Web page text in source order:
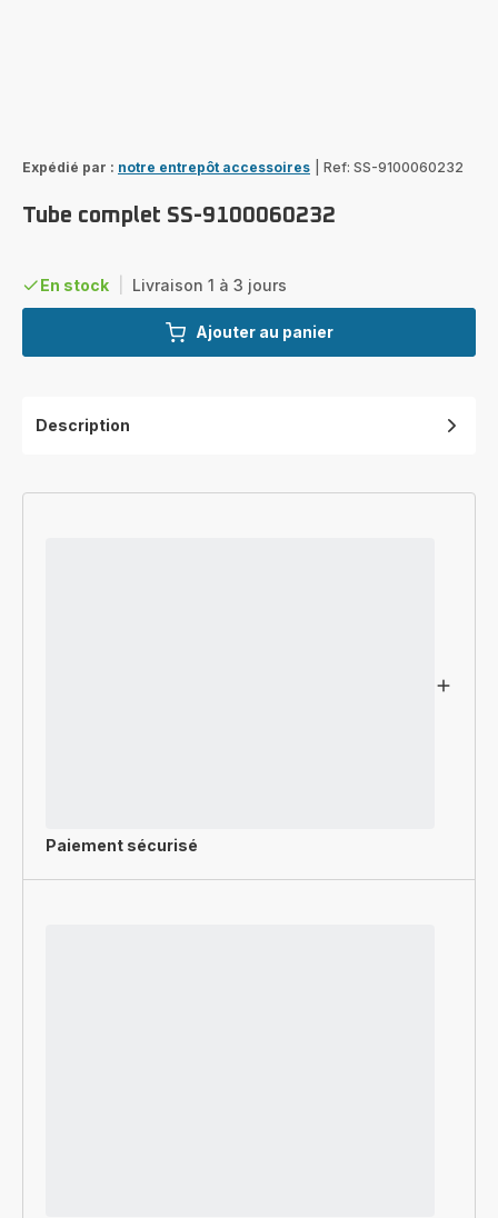
Expédié par : notre entrepôt accessoires Ref: SS-9100060232
Tube complet SS-9100060232
En stock Livraison 1 à 3 jours
Ajouter au panier
Description
Paiement sécurisé